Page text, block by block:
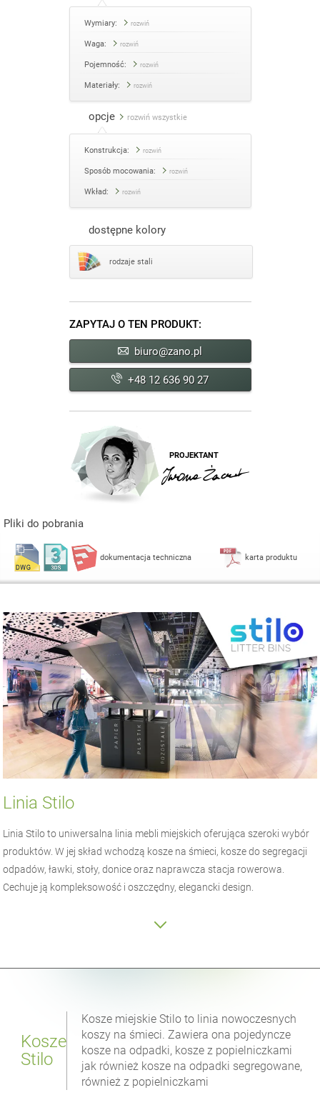
Wymiary: rozwiń
Waga: rozwiń
Pojemność: rozwiń
Materiały: rozwiń
opcje rozwiń wszystkie
Konstrukcja: rozwiń
Sposób mocowania: rozwiń
Wkład: rozwiń
dostępne kolory
rodzaje stali
ZAPYTAJ O TEN PRODUKT:
biuro@zano.pl
+48 12 636 90 27
PROJEKTANT
Pliki do pobrania
dokumentacja techniczna karta produktu
Linia Stilo
Linia Stilo to uniwersalna linia mebli miejskich oferująca szeroki wybór
produktów. W jej skład wchodzą kosze na śmieci, kosze do segregacji
odpadów, ławki, stoły, donice oraz naprawcza stacja rowerowa.
Cechuje ją kompleksowość i oszczędny, elegancki design.
Kosze
Stilo
Kosze miejskie Stilo to linia nowoczesnych
koszy na śmieci. Zawiera ona pojedyncze
kosze na odpadki, kosze z popielniczkami
jak również kosze na odpadki segregowane,
również z popielniczkami